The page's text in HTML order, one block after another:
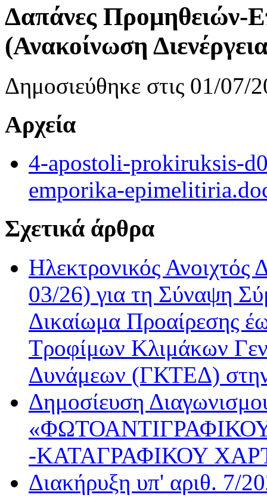
Δαπάνες Προμηθειών-
(Ανακοίνωση
Δημοσιεύθηκε στις 01/07/
Αρχεία
4-apostoli-prokiruksis-
emporika-
Σχετικά άρθρα
Ηλεκτρονικός
03/26) για τη Σύναψη
Δικαίωμα Προαίρεσης
Τροφίμων Κλιμάκων
Δυνάμεων (ΓΚΤΕΔ)
Δημοσίευση
-ΚΑΤΑΓΡΑΦΙΚΟΥ
Διακήρυξη υπ' αριθ. 7/